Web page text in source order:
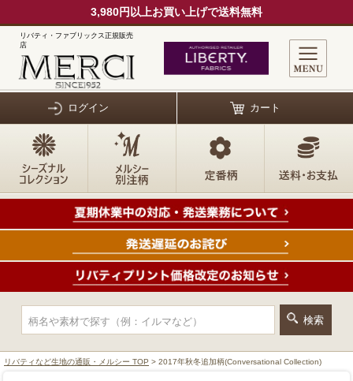
3,980円以上お買い上げで送料無料
リバティ・ファブリックス正規販売
店
ログイン カート
リバティなど生地の通販・メルシー TOP > 2017年秋冬追加柄(Conversational Collection)